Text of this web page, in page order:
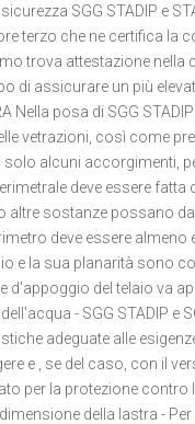
SGG STADIP e
terzo che ne certifica la
trova attestazione nella
di assicurare un più
posa di SGG STADIP
vetrazioni, così come
alcuni accorgimenti,
deve essere
altre sostanze possano
deve essere
e la sua planarità sono
d'appoggio del telaio va
- SGG STADIP e
adeguate alle
e , se del caso, con il
per la protezione
della lastra - Per